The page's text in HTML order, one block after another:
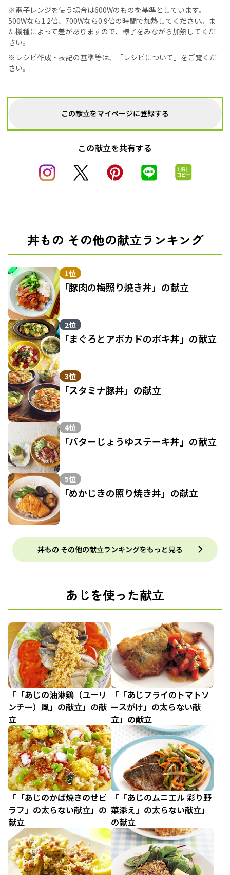
※電子レンジを使う場合は600Wのものを基準としています。
500Wなら1.2倍、700Wなら0.9倍の時間で加熱してください。ま
た機種によって差がありますので、様子をみながら加熱してくだ
さい。
※レシピ作成・表記の基準等は、
「レシピについて」 をご覧くだ
さい。
この献立をマイページに登録する
この献立を共有する
丼もの その他の献立ランキング
1位
「豚肉の梅照り焼き丼」の献立
2位
「まぐろとアボカドのポキ丼」の献立
3位
「スタミナ豚丼」の献立
4位
「バターじょうゆステーキ丼」の献立
5位
「めかじきの照り焼き丼」の献立
丼もの その他の献立ランキングをもっと見る
あじを使った献立
「「あじの油淋鶏（ユーリ
ンチー）風」の献立」の献
立
「「あじフライのトマトソ
ースがけ」の太らない献
立」の献立
「「あじのかば焼きのせピ
ラフ」の太らない献立」の
献立
「「あじのムニエル 彩り野
菜添え」の太らない献立」
の献立